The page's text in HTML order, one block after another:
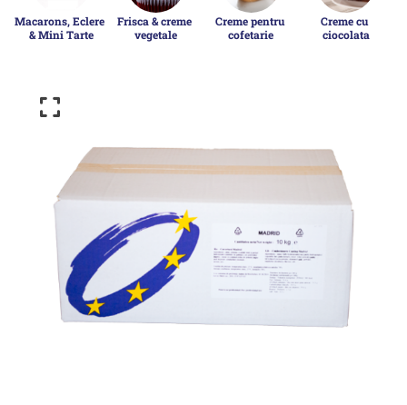
Macarons, Eclere
& Mini Tarte
Frisca & creme
vegetale
Creme pentru
cofetarie
Creme cu
ciocolata